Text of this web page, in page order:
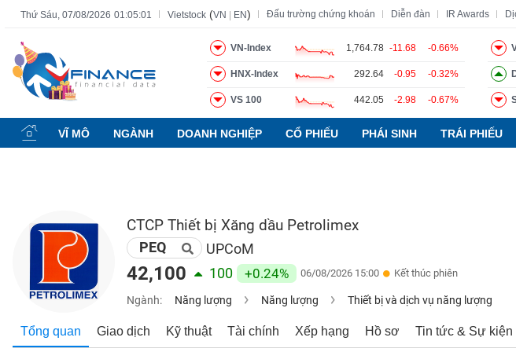
Thứ Sáu, 07/08/2026 01:05:02 Vietstock (VN EN) Đấu trường chứng khoán Diễn đàn IR Awards
VN-Index 1,764.78 -11.68 -0.66%
HNX-Index 292.64 -0.95 -0.32%
VS 100 442.05 -2.98 -0.67%
VĨ MÔ NGÀNH DOANH NGHIỆP CỔ PHIẾU PHÁI SINH TRÁI PHIẾU
CTCP Thiết bị Xăng dầu Petrolimex
PEQ UPCoM
42,100 100 +0.24% 06/08/2026 15:00 Kết thúc phiên
Ngành: Năng lượng Năng lượng Thiết bị và dịch vụ năng lượng
Tổng quan Giao dịch Kỹ thuật Tài chính Xếp hạng Hồ sơ Tin tức & Sự kiện
Tất cả Tính năng Ngành Mã chứng khoán Lãnh đạo Báo cáo phân
Tính
năng
(-)
CHỨNG
KHOÁN
NGHIỆP